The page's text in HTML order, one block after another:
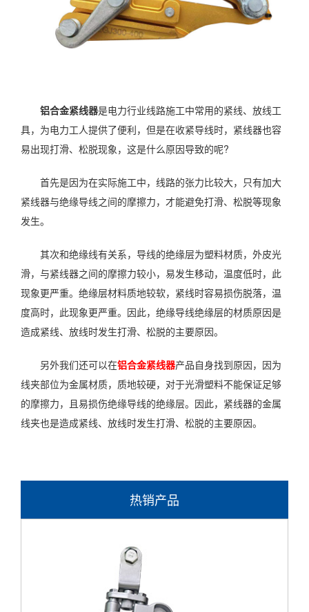
铝合金紧线器是电力行业线路施工中常用的紧线、放线工
具，为电力工人提供了便利，但是在收紧导线时，紧线器也容
易出现打滑、松脱现象，这是什么原因导致的呢?
首先是因为在实际施工中，线路的张力比较大，只有加大
紧线器与绝缘导线之间的摩擦力，才能避免打滑、松脱等现象
发生。
其次和绝缘线有关系，导线的绝缘层为塑料材质，外皮光
滑，与紧线器之间的摩擦力较小，易发生移动，温度低时，此
现象更严重。绝缘层材料质地较软，紧线时容易损伤脱落，温
度高时，此现象更严重。因此，绝缘导线绝缘层的材质原因是
造成紧线、放线时发生打滑、松脱的主要原因。
另外我们还可以在铝合金紧线器产品自身找到原因，因为
线夹部位为金属材质，质地较硬，对于光滑塑料不能保证足够
的摩擦力，且易损伤绝缘导线的绝缘层。因此，紧线器的金属
线夹也是造成紧线、放线时发生打滑、松脱的主要原因。
热销产品